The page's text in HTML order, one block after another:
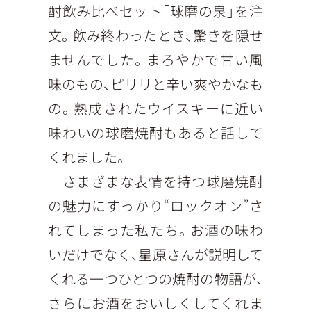
酎飲み比べセット「球磨の泉」を注
文。飲み終わったとき、驚きを隠せ
ませんでした。まろやかで甘い風
味のもの、ピリリと辛い爽やかなも
の。熟成されたウイスキーに近い
味わいの球磨焼酎もあると話して
くれました。
さまざまな表情を持つ球磨焼酎
の魅力にすっかり“ロックオン”さ
れてしまった私たち。お酒の味わ
いだけでなく、星原さんが説明して
くれる一つひとつの焼酎の物語が、
さらにお酒をおいしくしてくれま